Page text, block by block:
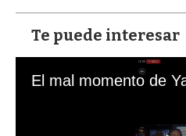
Te puede interesar